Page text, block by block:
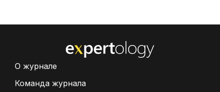
О журнале
Команда журнала